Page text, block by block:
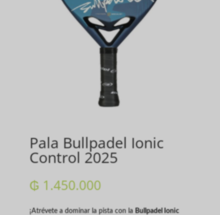
Pala Bullpadel Ionic
Control 2025
₲ 1.450.000
¡Atrévete a dominar la pista con la Bullpadel Ionic